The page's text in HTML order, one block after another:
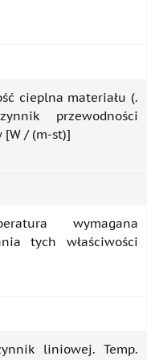
cieplna materiału (.
przewodności
[W / (m-st)]
wymagana
tych właściwości
liniowej. Temp.